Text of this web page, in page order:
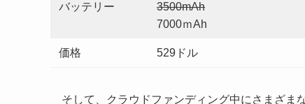
バッテリー
3500mAh
7000ｍAh
価格 529ドル
そして、クラウドファンディング中にさまざま